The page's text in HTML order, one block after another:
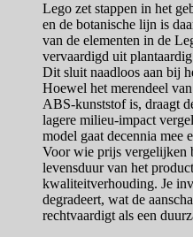
Lego zet stappen in het
en de botanische lijn is
van de elementen in de
vervaardigd uit
Dit sluit naadloos aan bij
Hoewel het merendeel
ABS-kunststof is, draagt
lagere milieu-impact
model gaat decennia mee
Voor wie prijs vergelijken
levensduur van het
kwaliteitverhouding. Je
degradeert, wat de
rechtvaardigt als een